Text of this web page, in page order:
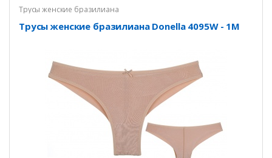
Трусы женские бразилиана
Трусы женские бразилиана Donella 4095W - 1M